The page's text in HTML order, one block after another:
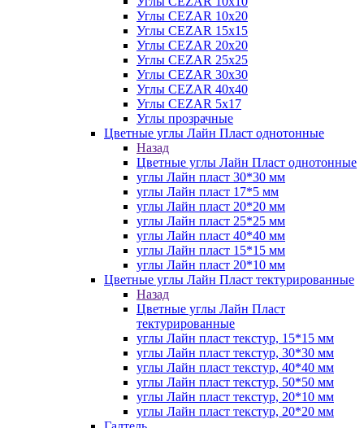
Углы CEZAR 10х20
Углы CEZAR 15х15
Углы CEZAR 20х20
Углы CEZAR 25х25
Углы CEZAR 30х30
Углы CEZAR 40х40
Углы CEZAR 5х17
Углы прозрачные
Цветные углы Лайн Пласт однотонные
Назад
Цветные углы Лайн Пласт однотонные
углы Лайн пласт 30*30 мм
углы Лайн пласт 17*5 мм
углы Лайн пласт 20*20 мм
углы Лайн пласт 25*25 мм
углы Лайн пласт 40*40 мм
углы Лайн пласт 15*15 мм
углы Лайн пласт 20*10 мм
Цветные углы Лайн Пласт тектурированные
Назад
Цветные углы Лайн Пласт
тектурированные
углы Лайн пласт текстур, 15*15 мм
углы Лайн пласт текстур, 30*30 мм
углы Лайн пласт текстур, 40*40 мм
углы Лайн пласт текстур, 50*50 мм
углы Лайн пласт текстур, 20*10 мм
углы Лайн пласт текстур, 20*20 мм